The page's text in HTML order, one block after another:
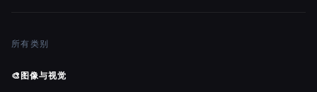
所有类别
🎨 图像与视觉